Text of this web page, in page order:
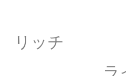
リッチ
ライナー